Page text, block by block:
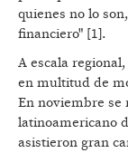
quienes no lo
financiero" [1].
A escala
en multitud de
En noviembre se
latinoamericano
asistieron gran